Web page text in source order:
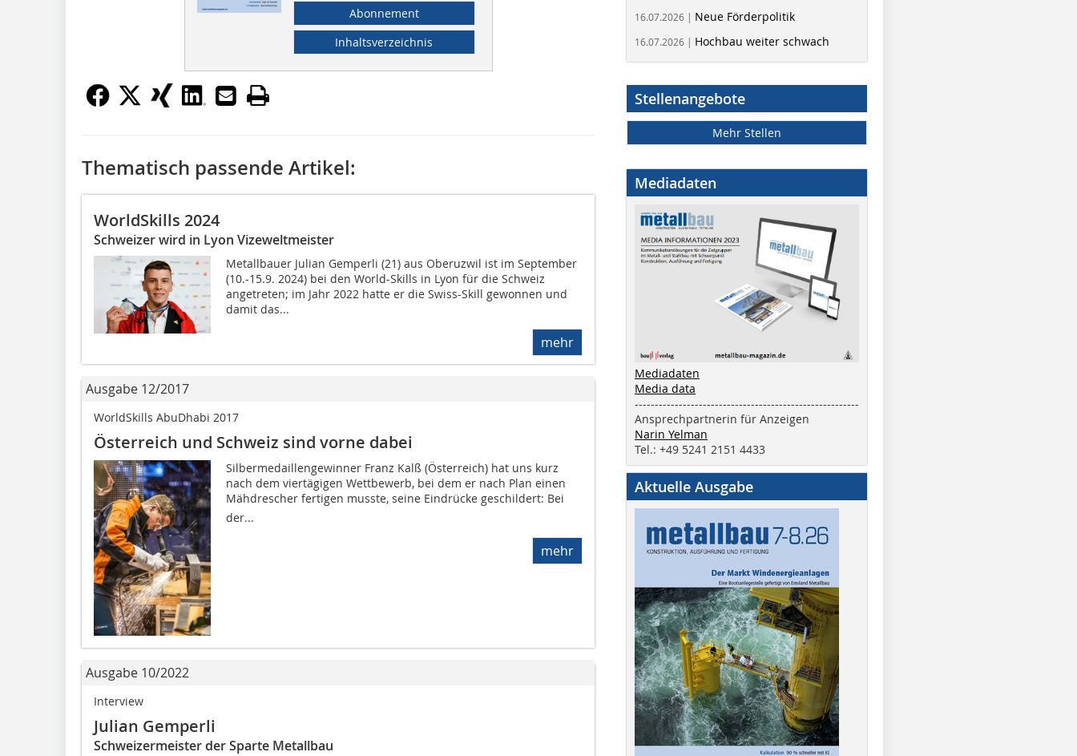
Abonnement
Inhaltsverzeichnis
Thematisch passende Artikel:
WorldSkills 2024
Schweizer wird in Lyon Vizeweltmeister
Metallbauer Julian Gemperli (21) aus Oberuzwil ist im September
(10.-15.9. 2024) bei den World-Skills in Lyon für die Schweiz
angetreten; im Jahr 2022 hatte er die Swiss-Skill gewonnen und
damit das...
mehr
Ausgabe 12/2017
WorldSkills AbuDhabi 2017
Österreich und Schweiz sind vorne dabei
Silbermedaillengewinner Franz Kalß (Österreich) hat uns kurz
nach dem viertägigen Wettbewerb, bei dem er nach Plan einen
Mähdrescher fertigen musste, seine Eindrücke geschildert: Bei
der...
mehr
Ausgabe 10/2022
Interview
Julian Gemperli
Schweizermeister der Sparte Metallbau
16.07.2026 | Neue Förderpolitik
16.07.2026 | Hochbau weiter schwach
Stellenangebote
Mehr Stellen
Mediadaten
Mediadaten
Media data
--------------------------------------------------------
Ansprechpartnerin für Anzeigen
Narin Yelman
Tel.: +49 5241 2151 4433
Aktuelle Ausgabe